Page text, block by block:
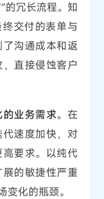
冗长流程。知
交付的表单与
沟通成本和返
直接侵蚀客户
业务需求。在
速度加快，对
要求。以纯代
的敏捷性严重
化的瓶颈。